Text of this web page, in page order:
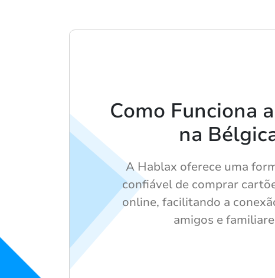
Como Funciona
na
A Hablax oferece uma
confiável de comprar
online, facilitando a
amigos e